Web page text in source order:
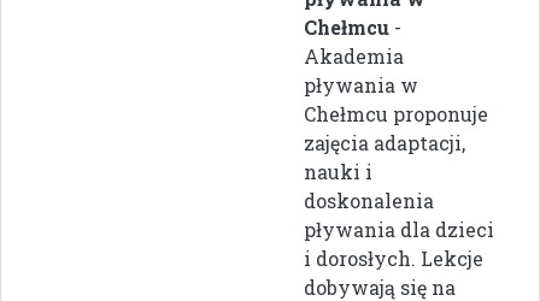
Chełmcu -
Akademia
pływania w
Chełmcu proponuje
zajęcia adaptacji,
nauki i
doskonalenia
pływania dla dzieci
i dorosłych. Lekcje
dobywają się na